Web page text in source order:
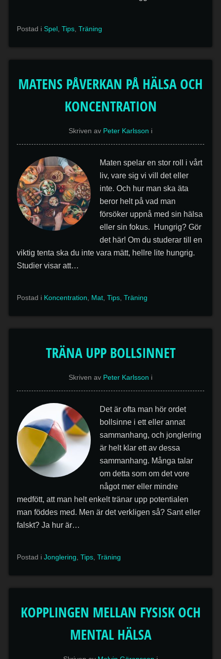
Postad iSpel ,Tips ,Träning
MATENS PÅVERKAN PÅ HÄLSA OCH
KONCENTRATION
Skriven av Peter Karlsson i
Maten spelar en stor roll i vårt
liv, vare sig vi vill det eller
inte. Och hur man ska äta
beror helt på vad man
försöker uppnå med sin hälsa
eller sin fokus. Hungrig? Gör
det här! Om du studerar till en
viktig tenta ska du inte vara mätt, hellre lite hungrig.
Studier visar att…
Postad i Koncentration Mat ,Tips ,Träning
TRÄNA UPP BOLLSINNET
Skriven av Peter Karlsson i
Det är ofta man hör ordet
bollsinne i ett eller annat
sammanhang, och jonglering
är helt klar ett av dessa
sammanhang. Många talar
om detta som om det vore
något mer eller mindre
medfött, att man helt enkelt tränar upp potentialen
man föddes med. Men är det verkligen så? Sant eller
falskt? Ja hur är…
Postad iJonglering ,Tips ,Träning
KOPPLINGEN MELLAN FYSISK OCH
MENTAL HÄLSA